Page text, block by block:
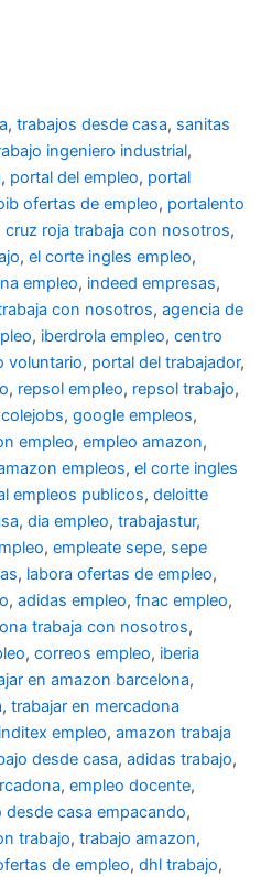
, trabajos desde casa, sanitas
ingeniero industrial,
, portal del empleo, portal
ofertas de empleo, portalento
cruz roja trabaja con nosotros,
, el corte ingles empleo,
empleo, indeed empresas,
con nosotros, agencia de
, iberdrola empleo, centro
voluntario, portal del trabajador,
, repsol empleo, repsol trabajo,
colejobs, google empleos,
empleo, empleo amazon,
empleos, el corte ingles
empleos publicos, deloitte
, dia empleo, trabajastur,
, empleate sepe, sepe
, labora ofertas de empleo,
, adidas empleo, fnac empleo,
trabaja con nosotros,
, correos empleo, iberia
en amazon barcelona,
, trabajar en mercadona
inditex empleo, amazon trabaja
desde casa, adidas trabajo,
, empleo docente,
desde casa empacando,
trabajo, trabajo amazon,
de empleo, dhl trabajo,